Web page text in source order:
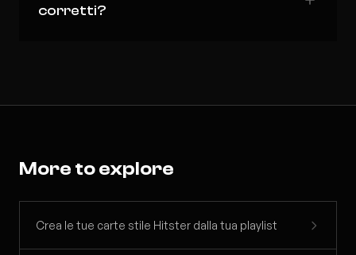
corretti?
More to explore
Crea le tue carte stile Hitster dalla tua playlist